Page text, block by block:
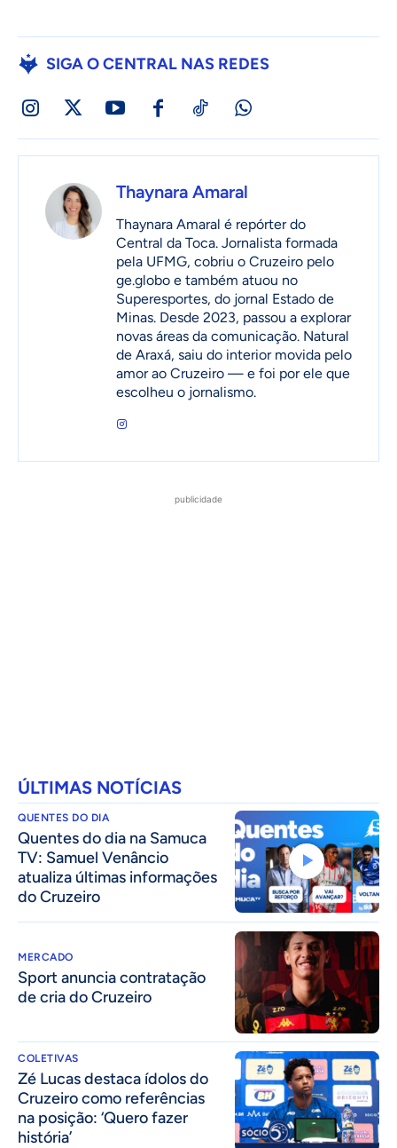
SIGA O CENTRAL NAS REDES
Thaynara Amaral
Thaynara Amaral é repórter do
Central da Toca. Jornalista formada
pela UFMG, cobriu o Cruzeiro pelo
ge.globo e também atuou no
Superesportes, do jornal Estado de
Minas. Desde 2023, passou a explorar
novas áreas da comunicação. Natural
de Araxá, saiu do interior movida pelo
amor ao Cruzeiro — e foi por ele que
escolheu o jornalismo.
publicidade
ÚLTIMAS NOTÍCIAS
QUENTES DO DIA
Quentes do dia na Samuca
TV: Samuel Venâncio
atualiza últimas informações
do Cruzeiro
MERCADO
Sport anuncia contratação
de cria do Cruzeiro
COLETIVAS
Zé Lucas destaca ídolos do
Cruzeiro como referências
na posição: ‘Quero fazer
história’